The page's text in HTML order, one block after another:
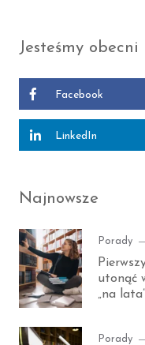
Jesteśmy obecni
Facebook
LinkedIn
Najnowsze
Category
Porady
utonąć
„na
Category
Porady